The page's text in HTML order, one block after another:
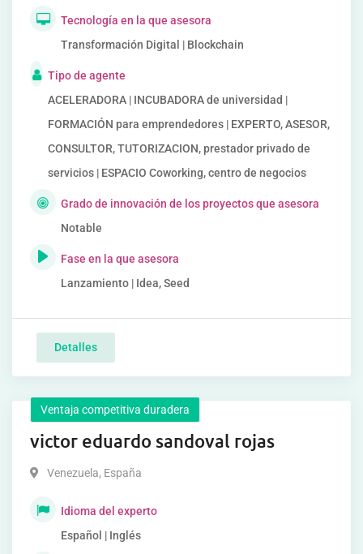
Tecnología en la que asesora
Transformación Digital | Blockchain
Tipo de agente
ACELERADORA | INCUBADORA de universidad |
FORMACIÓN para emprendedores | EXPERTO, ASESOR,
CONSULTOR, TUTORIZACION, prestador privado de
servicios | ESPACIO Coworking, centro de negocios
Grado de innovación de los proyectos que asesora
Notable
Fase en la que asesora
Lanzamiento | Idea, Seed
Detalles
Ventaja competitiva duradera
victor eduardo sandoval rojas
Venezuela, España
Idioma del experto
Español | Inglés